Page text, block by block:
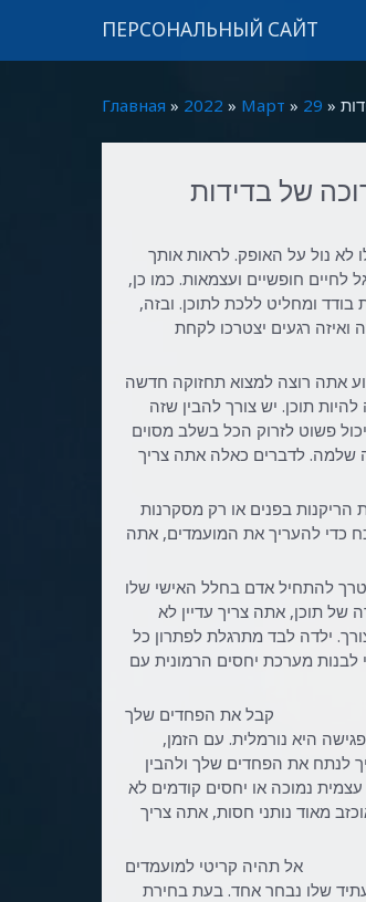
ПЕРСОНАЛЬНЫЙ САЙТ
Главная » 2022 » Март » 29
של בדידות
לא נול על האופק. לראות אותך
חופשיים ועצמאות. כמו כן,
ומחליט ללכת לתוכן. ובזה,
רגעים יצטרכו לקחת
אתה רוצה למצוא תחזוקה חדשה
תוכן. יש צורך להבין שזה
פשוט לזרוק הכל בשלב מסוים
שלמה. לדברים כאלה אתה צריך
בפנים או רק מסקרנות
כדי להעריך את המועמדים, אתה
להתחיל אדם בחלל האישי שלו
תוכן, אתה צריך עדיין לא
ילדה לבד מתרגלת לפתרון כל
לבנות מערכת יחסים הרמונית עם
קבל את הפחדים שלך
היא נורמלית. עם הזמן,
לנתח את הפחדים שלך ולהבין
נמוכה או יחסים קודמים לא
מאוד נותני חסות, אתה צריך
אל תהיה קריטי למועמדים
שלו נבחר אחד. בעת בחירת